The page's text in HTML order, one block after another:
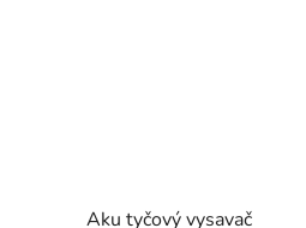
Aku tyčový vysavač